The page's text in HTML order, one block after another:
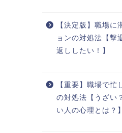
【決定版】職場に
ョンの対処法【撃
返ししたい！】
【重要】職場で忙
の対処法【うざい
い人の心理とは？】